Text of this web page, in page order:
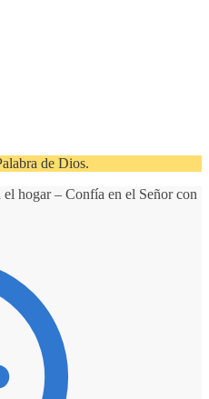
de Dios.
hogar – Confía en el Señor con